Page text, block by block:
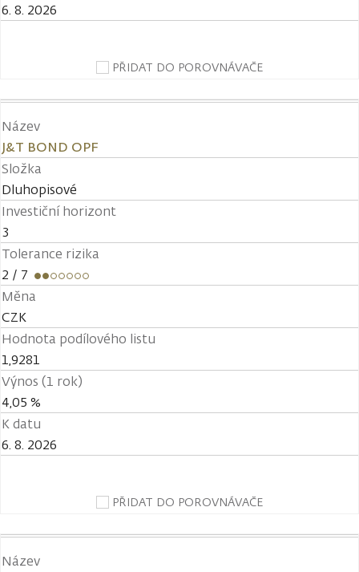
6. 8. 2026
PŘIDAT DO POROVNÁVAČE
Název
J&T BOND OPF
Složka
Dluhopisové
Investiční horizont
3
Tolerance rizika
2 / 7
Měna
CZK
Hodnota podílového listu
1,9281
Výnos (1 rok)
4,05 %
K datu
6. 8. 2026
PŘIDAT DO POROVNÁVAČE
Název